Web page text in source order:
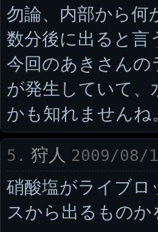
勿論、内部から何
数分後に出ると言
今回のあきさん
が発生していて、
かも知れませんね
5. 狩人 2009/08/
硝酸塩がライブ
スから出るもの